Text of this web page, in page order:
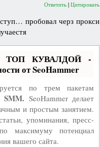
Ответить |Цитировать
пробовал черз прокси
ТОП КУВАЛДОЙ -
от SeoHammer
по трем пакетам
SeoHammer делает
и простым занятием.
упоминания, пресс-
максимуму потенциал
вашего сайта.